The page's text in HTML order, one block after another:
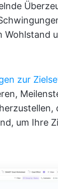
Wohlstand
zur
um Ihre